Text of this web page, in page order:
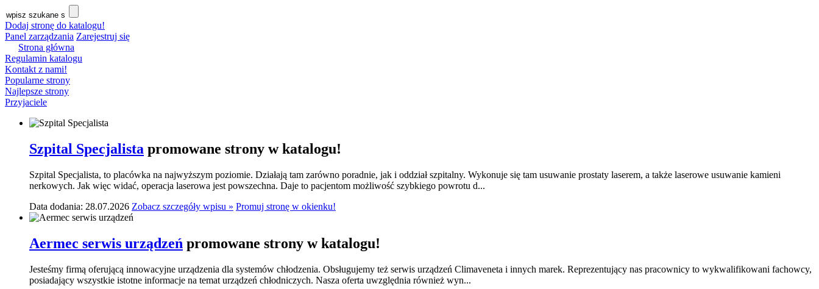
Dodaj stronę do katalogu!
Panel zarządzania Zarejestruj się
Strona główna
Regulamin katalogu
Kontakt z nami!
Popularne strony
Najlepsze strony
Przyjaciele
Szpital Specjalista promowane strony w katalogu!
Szpital Specjalista, to placówka na najwyższym poziomie. Działają tam zarówno poradnie, jak i oddział szpitalny. Wykonuje się tam usuwanie prostaty laserem, a także laserowe usuwanie kamieni
nerkowych. Jak więc widać, operacja laserowa jest powszechna. Daje to pacjentom możliwość szybkiego powrotu d...
Data dodania: 28.07.2026 Zobacz szczegóły wpisu » Promuj stronę w okienku!
Aermec serwis urządzeń promowane strony w katalogu!
Jesteśmy firmą oferującą innowacyjne urządzenia dla systemów chłodzenia. Obsługujemy też serwis urządzeń Climaveneta i innych marek. Reprezentujący nas pracownicy to wykwalifikowani fachowcy,
posiadający wszystkie istotne informacje na temat urządzeń chłodniczych. Nasza oferta uwzględnia również wyn...